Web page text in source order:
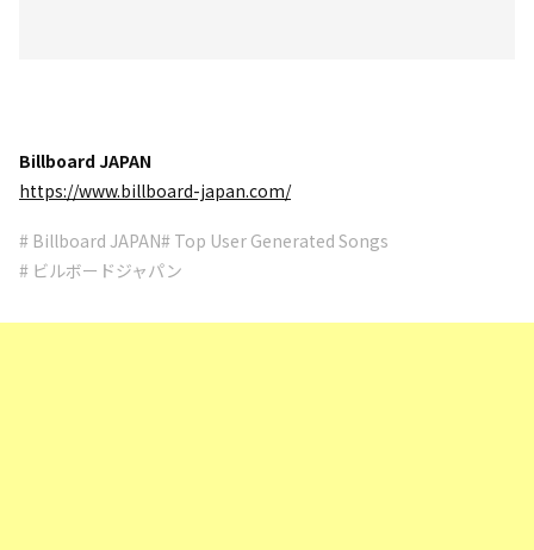
Billboard JAPAN
https://www.billboard-japan.com/
# Billboard JAPAN# Top User Generated Songs
# ビルボードジャパン